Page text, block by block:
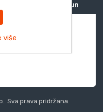
Moj račun
Sva prava pridržana.
više